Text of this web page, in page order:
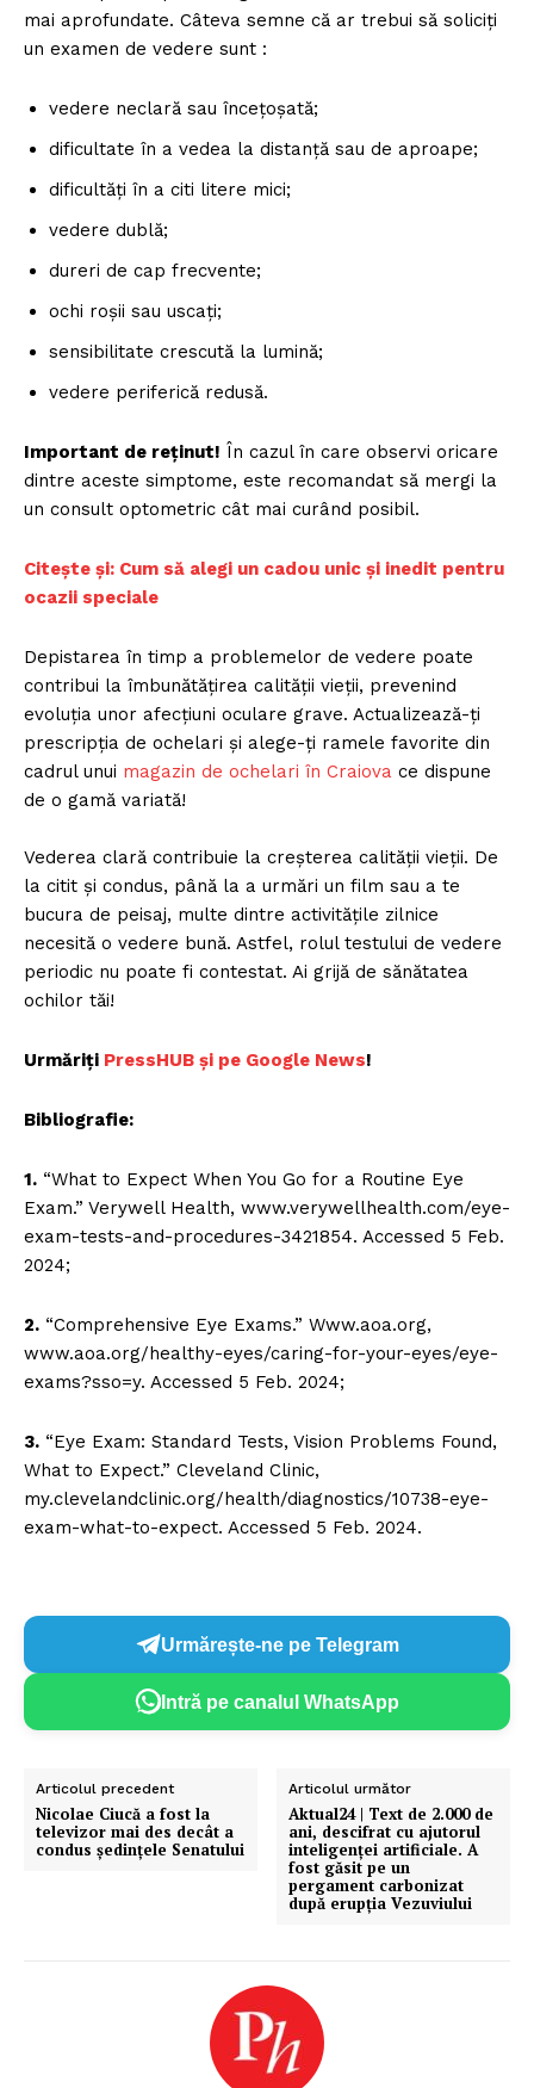
mai aprofundate. Câteva semne că ar trebui să soliciți
un examen de vedere sunt :
vedere neclară sau încețoșată;
dificultate în a vedea la distanță sau de aproape;
dificultăți în a citi litere mici;
vedere dublă;
dureri de cap frecvente;
ochi roșii sau uscați;
sensibilitate crescută la lumină;
vedere periferică redusă.
Important de reținut! În cazul în care observi oricare
dintre aceste simptome, este recomandat să mergi la
un consult optometric cât mai curând posibil.
Citește și: Cum să alegi un cadou unic și inedit pentru
ocazii speciale
Depistarea în timp a problemelor de vedere poate
contribui la îmbunătățirea calității vieții, prevenind
evoluția unor afecțiuni oculare grave. Actualizează-ți
prescripția de ochelari și alege-ți ramele favorite din
cadrul unui magazin de ochelari în Craiova ce dispune
de o gamă variată!
Vederea clară contribuie la creșterea calității vieții. De
la citit și condus, până la a urmări un film sau a te
bucura de peisaj, multe dintre activitățile zilnice
necesită o vedere bună. Astfel, rolul testului de vedere
periodic nu poate fi contestat. Ai grijă de sănătatea
ochilor tăi!
Urmăriți PressHUB și pe Google News!
Bibliografie:
1. “What to Expect When You Go for a Routine Eye
Exam.” Verywell Health, www.verywellhealth.com/eye-
exam-tests-and-procedures-3421854. Accessed 5 Feb.
2024;
2. “Comprehensive Eye Exams.” Www.aoa.org,
www.aoa.org/healthy-eyes/caring-for-your-eyes/eye-
exams?sso=y. Accessed 5 Feb. 2024;
3. “Eye Exam: Standard Tests, Vision Problems Found,
What to Expect.” Cleveland Clinic,
my.clevelandclinic.org/health/diagnostics/10738-eye-
exam-what-to-expect. Accessed 5 Feb. 2024.
Urmărește-ne pe Telegram
Intră pe canalul WhatsApp
Articolul precedent
Nicolae Ciucă a fost la
televizor mai des decât a
condus ședințele Senatului
Articolul următor
Aktual24 | Text de 2.000 de
ani, descifrat cu ajutorul
inteligenței artificiale. A
fost găsit pe un
pergament carbonizat
după erupția Vezuviului